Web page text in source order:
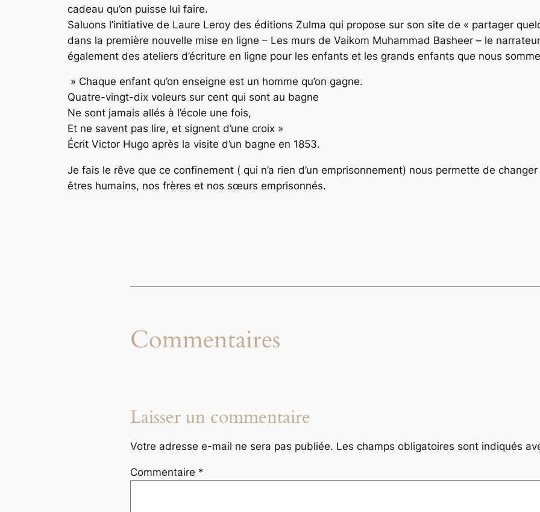
cadeau qu’on puisse lui faire.
Saluons l’initiative de Laure Leroy des éditions Zulma qui propose sur son site de « partager
dans la première nouvelle mise en ligne – Les murs de Vaikom Muhammad Basheer – le
également des ateliers d’écriture en ligne pour les enfants et les grands enfants que nous
» Chaque enfant qu’on enseigne est un homme qu’on gagne.
Quatre-vingt-dix voleurs sur cent qui sont au bagne
Ne sont jamais allés à l’école une fois,
Et ne savent pas lire, et signent d’une croix »
Écrit Victor Hugo après la visite d’un bagne en 1853.
Je fais le rêve que ce confinement ( qui n’a rien d’un emprisonnement) nous permette de
êtres humains, nos frères et nos sœurs emprisonnés.
Commentaires
Laisser un commentaire
Votre adresse e-mail ne sera pas publiée. Les champs obligatoires sont indiqués
Commentaire *